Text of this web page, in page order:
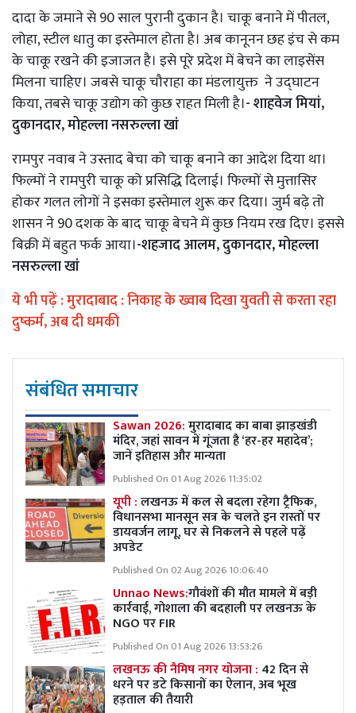
दादा के जमाने से 90 साल पुरानी दुकान है। चाकू बनाने में पीतल,
लोहा, स्टील धातु का इस्तेमाल होता है। अब कानूनन छह इंच से कम
के चाकू रखने की इजाजत है। इसे पूरे प्रदेश में बेचने का लाइसेंस
मिलना चाहिए। जबसे चाकू चौराहा का मंडलायुक्त ने उद्घाटन
किया, तबसे चाकू उद्योग को कुछ राहत मिली है।- शाहवेज मियां,
दुकानदार, मोहल्ला नसरुल्ला खां
रामपुर नवाब ने उस्ताद बेचा को चाकू बनाने का आदेश दिया था।
फिल्मों ने रामपुरी चाकू को प्रसिद्धि दिलाई। फिल्मों से मुत्तासिर
होकर गलत लोगों ने इसका इस्तेमाल शुरू कर दिया। जुर्म बढ़े तो
शासन ने 90 दशक के बाद चाकू बेचने में कुछ नियम रख दिए। इससे
बिक्री में बहुत फर्क आया।-शहजाद आलम, दुकानदार, मोहल्ला
नसरुल्ला खां
ये भी पढ़ें :मुरादाबाद : निकाह के ख्वाब दिखा युवती से करता रहा
दुष्कर्म, अब दी धमकी
संबंधित समाचार
Sawan 2026:मुरादाबाद का बाबा झाड़खंडी
मंदिर, जहां सावन में गूंजता है ‘हर-हर महादेव’;
जानें इतिहास और मान्यता
Published On 01 Aug 2026 11:35:02
यूपी :लखनऊ में कल से बदला रहेगा ट्रैफिक,
विधानसभा मानसून सत्र के चलते इन रास्तों पर
डायवर्जन लागू, घर से निकलने से पहले पढ़ें
अपडेट
Published On 02 Aug 2026 10:06:40
Unnao News:गौवंशों की मौत मामले में बड़ी
कार्रवाई, गोशाला की बदहाली पर लखनऊ के
NGO पर FIR
Published On 01 Aug 2026 13:53:26
लखनऊ की नैमिष नगर योजना : 42 दिन से
धरने पर डटे किसानों का ऐलान, अब भूख
हड़ताल की तैयारी